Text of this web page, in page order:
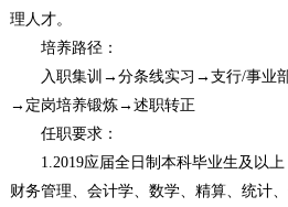
理人才。
培养路径：
入职集训→分条线实习→支行/事业
→定岗培养锻炼→述职转正
任职要求：
1.2019应届全日制本科毕业生及以上
财务管理、会计学、数学、精算、统计